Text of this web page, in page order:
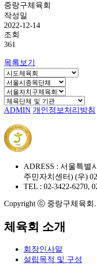
중랑구체육회
작성일
2022-12-14
조회
361
목록보기
ADMIN 개인정보처리방침
ADRESS : 서울특별
주민자치센터) (우)
TEL : 02-3422-6270,
Copyright ⓒ 중랑구체육회.
체육회 소개
회장인사말
설립목적 및 구성